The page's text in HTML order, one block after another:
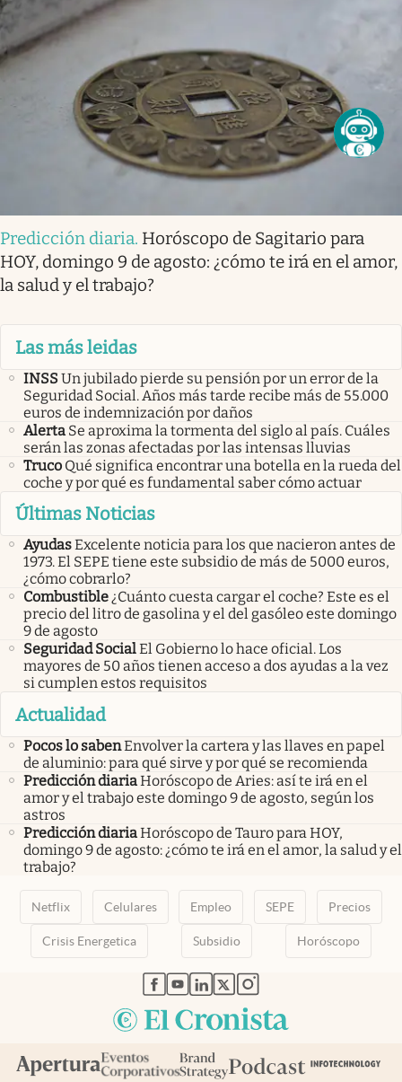
Predicción diaria. Horóscopo de Sagitario para
HOY, domingo 9 de agosto: ¿cómo te irá en el amor,
la salud y el trabajo?
Las más leidas
INSSUn jubilado pierde su pensión por un error de la
Seguridad Social. Años más tarde recibe más de 55.000
euros de indemnización por daños
Alerta Se aproxima la tormenta del siglo al país. Cuáles
serán las zonas afectadas por las intensas lluvias
Truco Qué significa encontrar una botella en la rueda del
coche y por qué es fundamental saber cómo actuar
Últimas Noticias
AyudasExcelente noticia para los que nacieron antes de
1973. El SEPE tiene este subsidio de más de 5000 euros,
¿cómo cobrarlo?
Combustible¿Cuánto cuesta cargar el coche? Este es el
precio del litro de gasolina y el del gasóleo este domingo
9 de agosto
Seguridad SocialEl Gobierno lo hace oficial. Los
mayores de 50 años tienen acceso a dos ayudas a la vez
si cumplen estos requisitos
Actualidad
Pocos lo sabenEnvolver la cartera y las llaves en papel
de aluminio: para qué sirve y por qué se recomienda
Predicción diariaHoróscopo de Aries: así te irá en el
amor y el trabajo este domingo 9 de agosto, según los
astros
Predicción diariaHoróscopo de Tauro para HOY,
domingo 9 de agosto: ¿cómo te irá en el amor, la salud y el
trabajo?
Netflix Celulares Empleo SEPE Precios
Crisis Energetica Subsidio Horóscopo
abre en nueva pestaña
abre en nueva pestaña
abre en nueva pestaña
abre en nueva pestaña
abre en nueva pestaña